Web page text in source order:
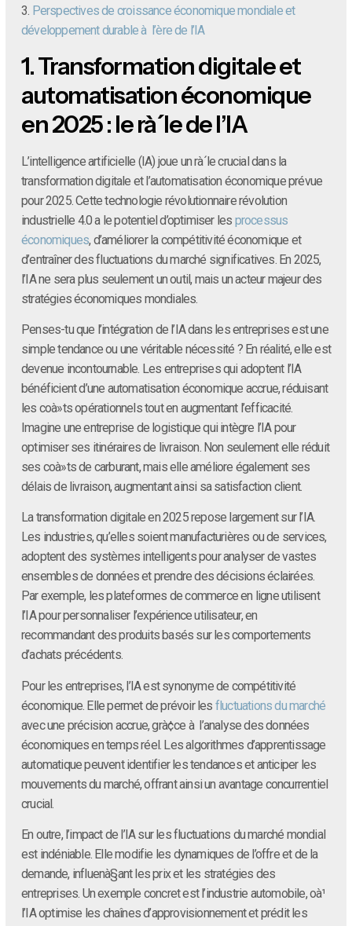
3. Perspectives de croissance économique mondiale et
développement durable à l’ère de l’IA
1.Transformation digitale et
automatisation économique
en 2025 : le rà´le de l’IA
L’intelligence artificielle (IA) joue un rà´le crucial dans la
transformation digitale et l’automatisation économique prévue
pour 2025. Cette technologie révolutionnaire révolution
industrielle 4.0 a le potentiel d’optimiser les processus
économiques, d’améliorer la compétitivité économique et
d’entraîner des fluctuations du marché significatives. En 2025,
l’IA ne sera plus seulement un outil, mais un acteur majeur des
stratégies économiques mondiales.
Penses-tu que l’intégration de l’IA dans les entreprises est une
simple tendance ou une véritable nécessité ? En réalité, elle est
devenue incontournable. Les entreprises qui adoptent l’IA
bénéficient d’une automatisation économique accrue, réduisant
les coà»ts opérationnels tout en augmentant l’efficacité.
Imagine une entreprise de logistique qui intègre l’IA pour
optimiser ses itinéraires de livraison. Non seulement elle réduit
ses coà»ts de carburant, mais elle améliore également ses
délais de livraison, augmentant ainsi sa satisfaction client.
La transformation digitale en 2025 repose largement sur l’IA.
Les industries, qu’elles soient manufacturières ou de services,
adoptent des systèmes intelligents pour analyser de vastes
ensembles de données et prendre des décisions éclairées.
Par exemple, les plateformes de commerce en ligne utilisent
l’IA pour personnaliser l’expérience utilisateur, en
recommandant des produits basés sur les comportements
d’achats précédents.
Pour les entreprises, l’IA est synonyme de compétitivité
économique. Elle permet de prévoir les fluctuations du marché
avec une précision accrue, grà¢ce à l’analyse des données
économiques en temps réel. Les algorithmes d’apprentissage
automatique peuvent identifier les tendances et anticiper les
mouvements du marché, offrant ainsi un avantage concurrentiel
crucial.
En outre, l’impact de l’IA sur les fluctuations du marché mondial
est indéniable. Elle modifie les dynamiques de l’offre et de la
demande, influenà§ant les prix et les stratégies des
entreprises. Un exemple concret est l’industrie automobile, oà¹
l’IA optimise les chaînes d’approvisionnement et prédit les